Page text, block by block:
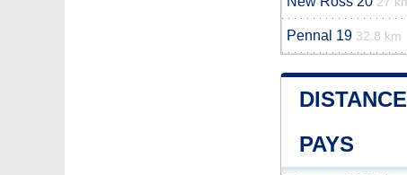
Pennal 19 32.8 km
PAYS